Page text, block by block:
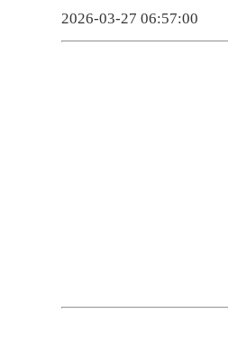
2026-03-27 06:57:00